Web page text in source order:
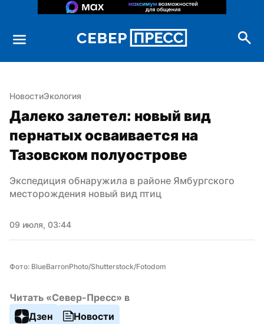
НовостиЭкология
Далеко залетел: новый вид
пернатых осваивается на
Тазовском полуострове
Экспедиция обнаружила в районе Ямбургского
месторождения новый вид птиц
09 июля, 03:44
Фото: BlueBarronPhoto/Shutterstock/Fotodom
Читать «Север-Пресс» в
Дзен
Новости